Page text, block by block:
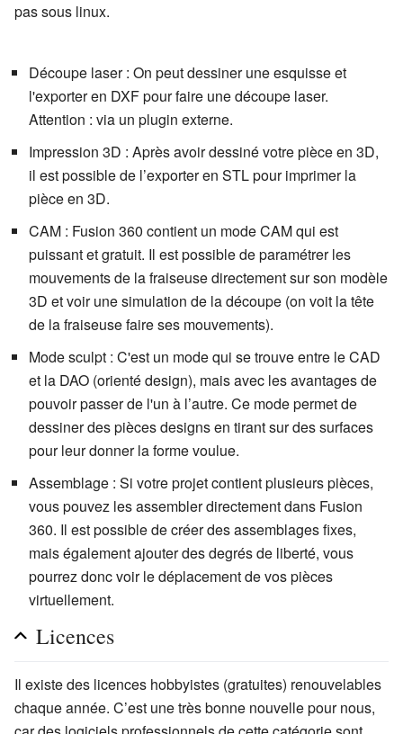
pas sous linux.
Découpe laser : On peut dessiner une esquisse et
l'exporter en DXF pour faire une découpe laser.
Attention : via un plugin externe.
Impression 3D : Après avoir dessiné votre pièce en 3D,
il est possible de l’exporter en STL pour imprimer la
pièce en 3D.
CAM : Fusion 360 contient un mode CAM qui est
puissant et gratuit. Il est possible de paramétrer les
mouvements de la fraiseuse directement sur son modèle
3D et voir une simulation de la découpe (on voit la tête
de la fraiseuse faire ses mouvements).
Mode sculpt : C'est un mode qui se trouve entre le CAD
et la DAO (orienté design), mais avec les avantages de
pouvoir passer de l'un à l’autre. Ce mode permet de
dessiner des pièces designs en tirant sur des surfaces
pour leur donner la forme voulue.
Assemblage : Si votre projet contient plusieurs pièces,
vous pouvez les assembler directement dans Fusion
360. Il est possible de créer des assemblages fixes,
mais également ajouter des degrés de liberté, vous
pourrez donc voir le déplacement de vos pièces
virtuellement.
Licences
Il existe des licences hobbyistes (gratuites) renouvelables
chaque année. C’est une très bonne nouvelle pour nous,